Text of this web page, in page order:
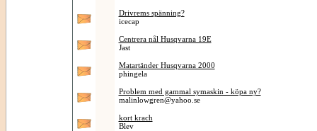
Drivrems spänning?
icecap
Centrera nål Husqvarna 19E
Jast
Matartänder Husqvarna 2000
phingela
Problem med gammal symaskin - köpa ny?
malinlowgren@yahoo.se
kort krach
Blev